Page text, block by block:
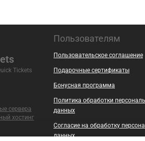
Tickets
сервера
хостинг
Пользователям
Пользовательское соглашение
Подарочные сертификаты
Бонусная программа
Политика обработки
данных
Согласие на обработку
данных